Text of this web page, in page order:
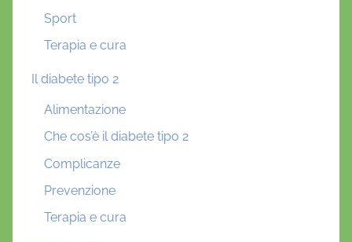
Sport
Terapia e cura
Il diabete tipo 2
Alimentazione
Che cos’è il diabete tipo 2
Complicanze
Prevenzione
Terapia e cura